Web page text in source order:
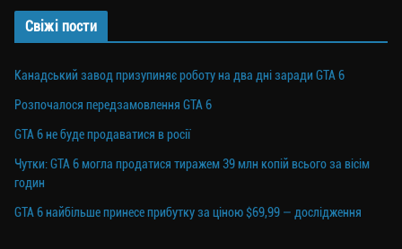
Свіжі пости
Канадський завод призупиняє роботу на два дні заради GTA 6
Розпочалося передзамовлення GTA 6
GTA 6 не буде продаватися в росії
Чутки: GTA 6 могла продатися тиражем 39 млн копій всього за вісім
годин
GTA 6 найбільше принесе прибутку за ціною $69,99 — дослідження